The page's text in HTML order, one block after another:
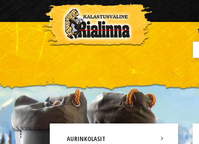
AURINKOLASIT